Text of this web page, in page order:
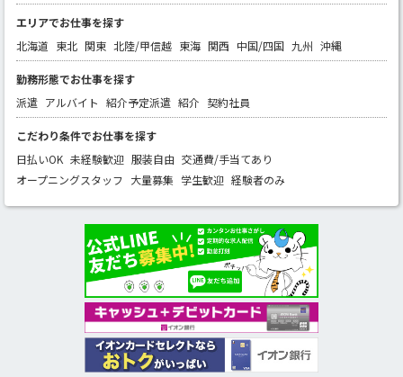
エリアでお仕事を探す
北海道 東北 関東 北陸/甲信越 東海 関西 中国/四国 九州 沖縄
勤務形態でお仕事を探す
派遣 アルバイト 紹介予定派遣 紹介 契約社員
こだわり条件でお仕事を探す
日払いOK 未経験歓迎 服装自由 交通費/手当てあり
オープニングスタッフ 大量募集 学生歓迎 経験者のみ